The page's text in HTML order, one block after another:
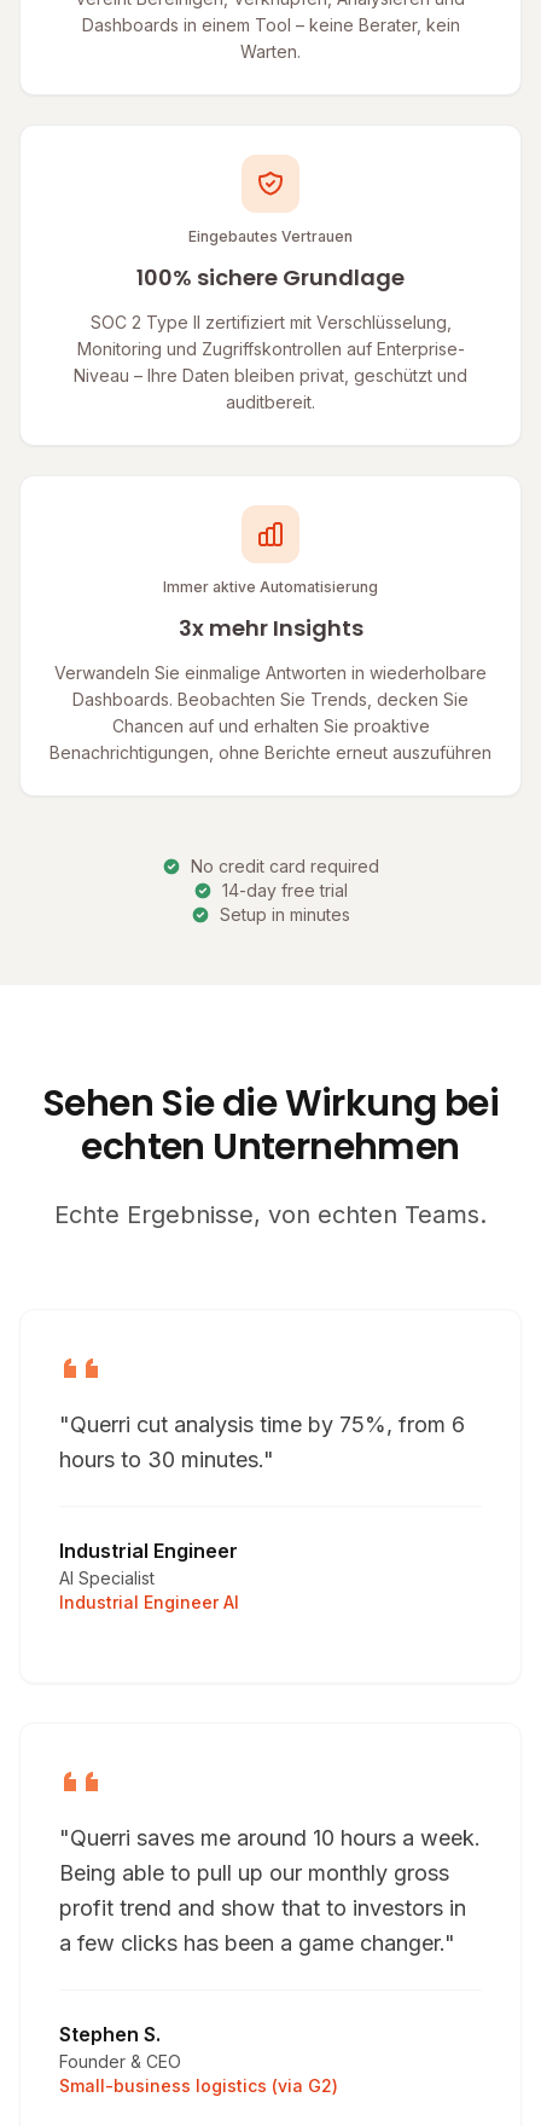
Dashboards in einem Tool – keine Berater, kein
Warten.
Eingebautes Vertrauen
100% sichere Grundlage
SOC 2 Type II zertifiziert mit Verschlüsselung,
Monitoring und Zugriffskontrollen auf Enterprise-
Niveau – Ihre Daten bleiben privat, geschützt und
auditbereit.
Immer aktive Automatisierung
3x mehr Insights
Verwandeln Sie einmalige Antworten in wiederholbare
Dashboards. Beobachten Sie Trends, decken Sie
Chancen auf und erhalten Sie proaktive
Benachrichtigungen, ohne Berichte erneut auszuführen
No credit card required
14-day free trial
Setup in minutes
Sehen Sie die Wirkung bei
echten Unternehmen
Echte Ergebnisse, von echten Teams.
"Querri cut analysis time by 75%, from 6
hours to 30 minutes."
Industrial Engineer
AI Specialist
Industrial Engineer AI
"Querri saves me around 10 hours a week.
Being able to pull up our monthly gross
profit trend and show that to investors in
a few clicks has been a game changer."
Stephen S.
Founder & CEO
Small-business logistics (via G2)